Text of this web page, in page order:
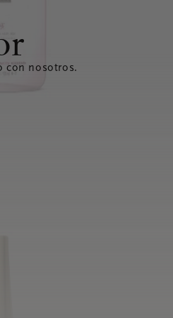
con nosotros.